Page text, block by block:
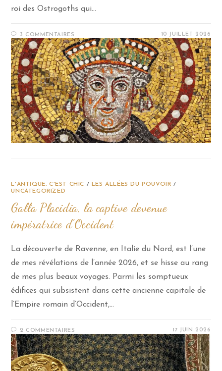
roi des Ostrogoths qui…
3 COMMENTAIRES 10 JUILLET 2026
L'ANTIQUE, C'EST CHIC / LES ALLÉES DU POUVOIR /
UNCATEGORIZED
Galla Placidia, la captive devenue
impératrice d’Occident
La découverte de Ravenne, en Italie du Nord, est l’une
de mes révélations de l’année 2026, et se hisse au rang
de mes plus beaux voyages. Parmi les somptueux
édifices qui subsistent dans cette ancienne capitale de
l’Empire romain d’Occident,…
2 COMMENTAIRES 17 JUIN 2026